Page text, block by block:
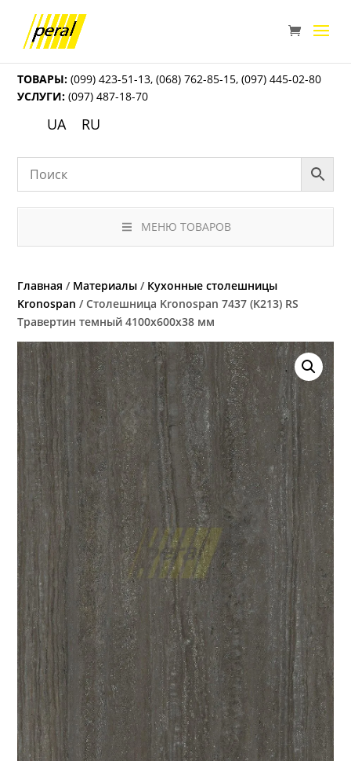
ТОВАРЫ: (099) 423-51-13,(068) 762-85-15,(097) 445-02-80
УСЛУГИ: (097) 487-18-70
UA RU
МЕНЮ ТОВАРОВ
Главная / Материалы / Кухонные столешницы
Kronospan / Столешница Kronospan 7437 (K213) RS
Травертин темный 4100x600x38 мм